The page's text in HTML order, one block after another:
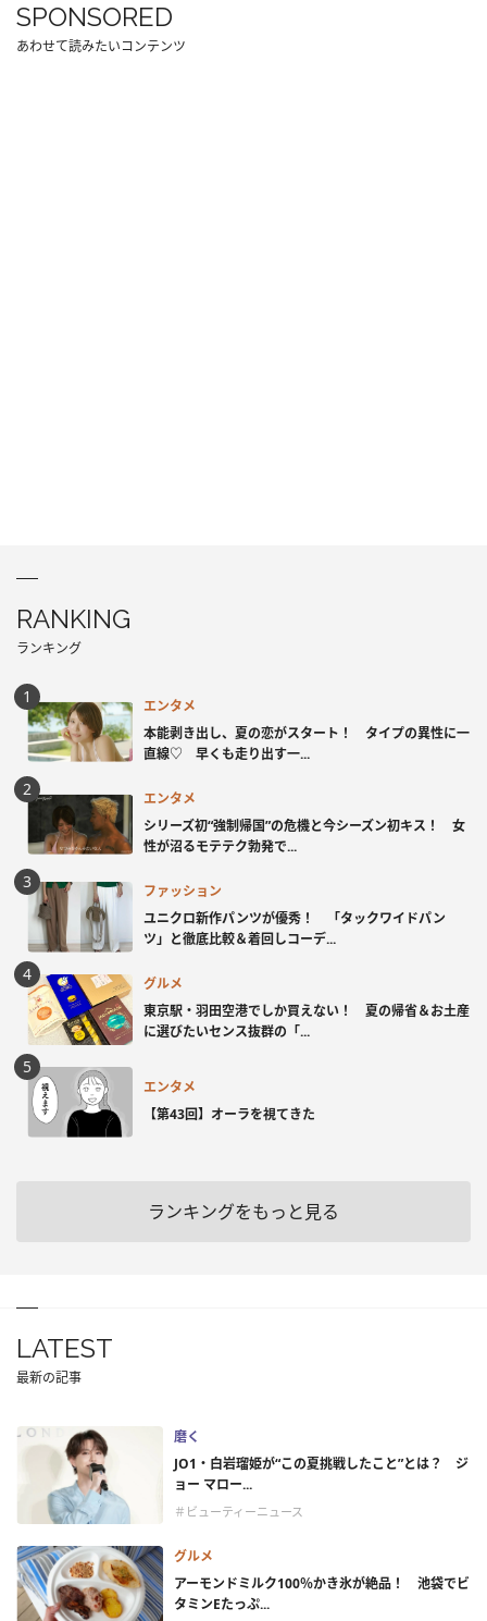
SPONSORED
あわせて読みたいコンテンツ
RANKING
ランキング
エンタメ
本能剥き出し、夏の恋がスタート！ タイプの異性に一
直線♡ 早くも走り出す一...
エンタメ
シリーズ初“強制帰国”の危機と今シーズン初キス！ 女
性が沼るモテテク勃発で...
ファッション
ユニクロ新作パンツが優秀！ 「タックワイドパン
ツ」と徹底比較＆着回しコーデ...
グルメ
東京駅・羽田空港でしか買えない！ 夏の帰省＆お土産
に選びたいセンス抜群の「...
エンタメ
【第43回】オーラを視てきた
ランキングをもっと見る
LATEST
最新の記事
磨く
JO1・白岩瑠姫が“この夏挑戦したこと”とは？ ジ
ョー マロー...
＃ビューティーニュース
グルメ
アーモンドミルク100％かき氷が絶品！ 池袋でビ
タミンEたっぷ...